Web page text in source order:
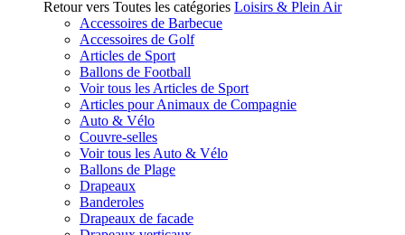
Retour vers Toutes les catégories Loisirs & Plein Air
Accessoires de Barbecue
Accessoires de Golf
Articles de Sport
Ballons de Football
Voir tous les Articles de Sport
Articles pour Animaux de Compagnie
Auto & Vélo
Couvre-selles
Voir tous les Auto & Vélo
Ballons de Plage
Drapeaux
Banderoles
Drapeaux de facade